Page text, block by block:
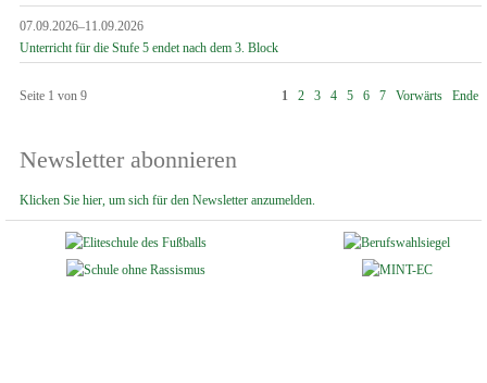
07.09.2026–11.09.2026
Unterricht für die Stufe 5 endet nach dem 3. Block
Seite 1 von 9 1 2 3 4 5 6 7 Vorwärts Ende
Newsletter abonnieren
Klicken Sie hier, um sich für den Newsletter anzumelden.